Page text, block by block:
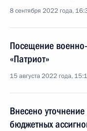
8 сентября 2022 года,
Посещение
«Патриот»
15 августа 2022 года,
Внесено
бюджетных